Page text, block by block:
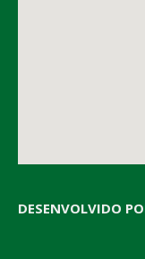
DESENVOLVIDO